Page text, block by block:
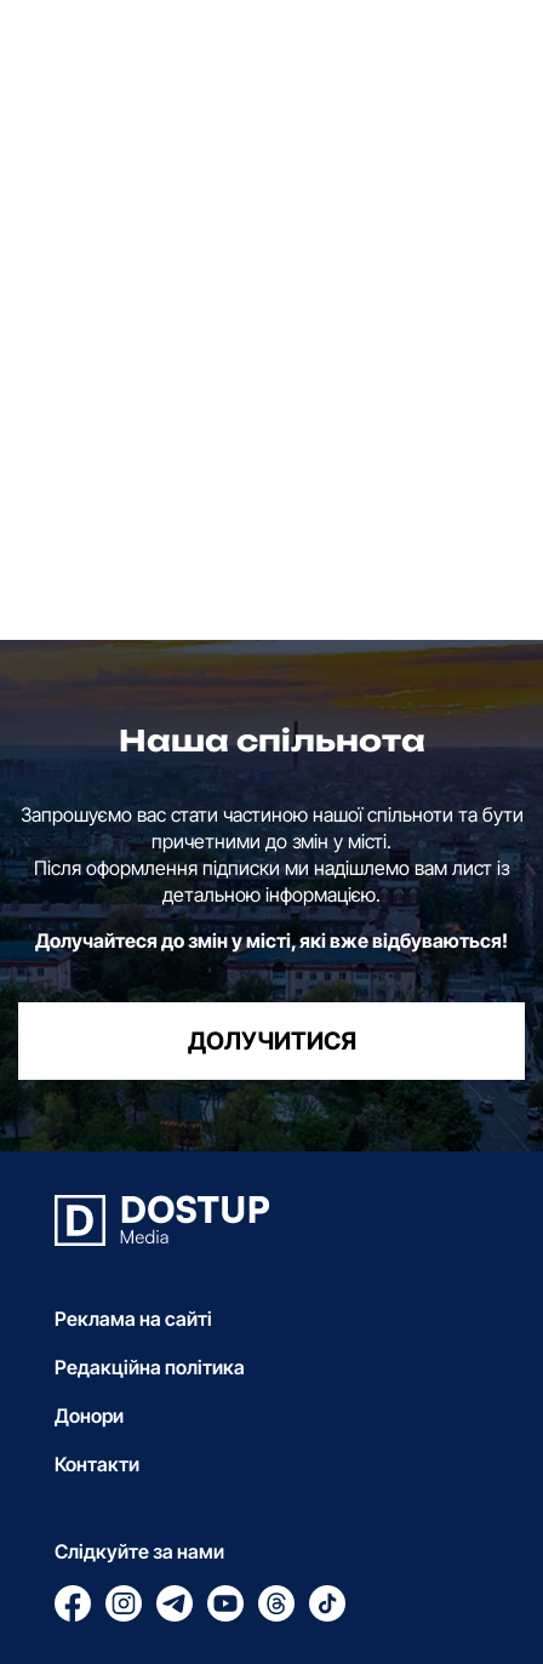
Наша спільнота
Запрошуємо вас стати частиною нашої спільноти та бути
причетними до змін у місті.
Після оформлення підписки ми надішлемо вам лист із
детальною інформацією.
Долучайтеся до змін у місті, які вже відбуваються!
ДОЛУЧИТИСЯ
Реклама на сайті
Редакційна політика
Донори
Контакти
Слідкуйте за нами